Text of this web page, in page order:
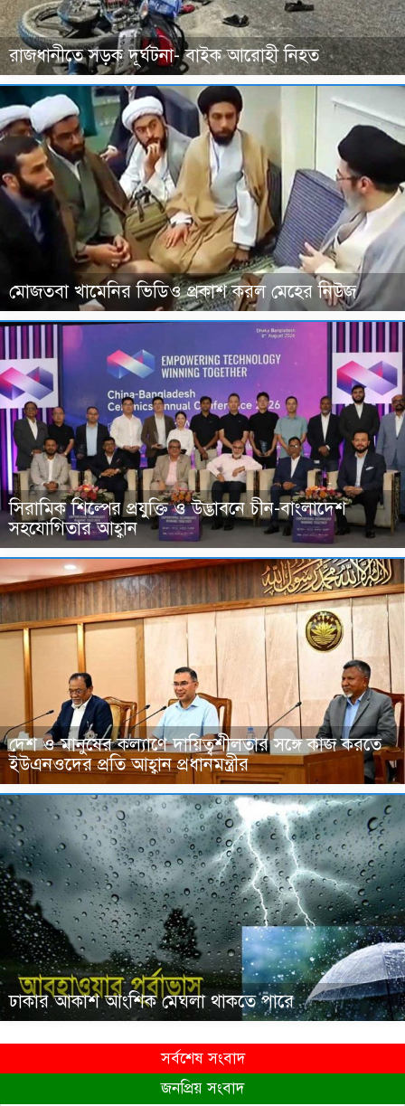
রাজধানীতে সড়ক দূর্ঘটনা- বাইক আরোহী নিহত
মোজতবা খামেনির ভিডিও প্রকাশ করল মেহের নিউজ
সিরামিক শিল্পের প্রযুক্তি ও উদ্ভাবনে চীন-বাংলাদেশ
সহযোগিতার আহ্বান
দেশ ও মানুষের কল্যাণে দায়িত্বশীলতার সঙ্গে কাজ করতে
ইউএনওদের প্রতি আহ্বান প্রধানমন্ত্রীর
ঢাকার আকাশ আংশিক মেঘলা থাকতে পারে
সর্বশেষ সংবাদ
জনপ্রিয় সংবাদ